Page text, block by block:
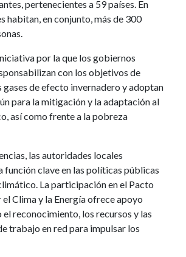
pertenecientes a 59 países. En
habitan, en conjunto, más de 300
por la que los gobiernos
con los objetivos de
gases de efecto invernadero y adoptan
para la mitigación y la adaptación al
así como frente a la pobreza
las autoridades locales
función clave en las políticas públicas
La participación en el Pacto
Clima y la Energía ofrece apoyo
reconocimiento, los recursos y las
trabajo en red para impulsar los